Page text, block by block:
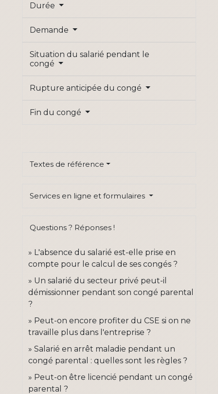
Durée
Demande
Situation du salarié pendant le
congé
Rupture anticipée du congé
Fin du congé
Textes de référence
Services en ligne et formulaires
Questions ? Réponses !
L'absence du salarié est-elle prise en
compte pour le calcul de ses congés ?
Un salarié du secteur privé peut-il
démissionner pendant son congé parental
?
Peut-on encore profiter du CSE si on ne
travaille plus dans l'entreprise ?
Salarié en arrêt maladie pendant un
congé parental : quelles sont les règles ?
Peut-on être licencié pendant un congé
parental ?